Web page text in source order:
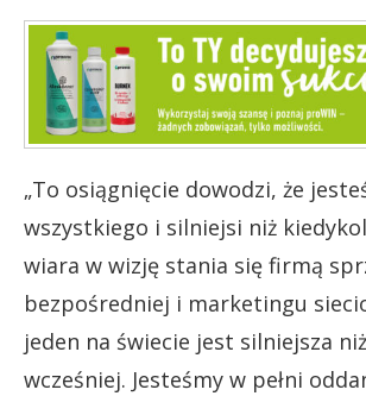
„To osiągnięcie dowodzi, że
wszystkiego i silniejsi niż
wiara w wizję stania się firmą
bezpośredniej i marketingu
jeden na świecie jest silniejsza
wcześniej. Jesteśmy w pełni